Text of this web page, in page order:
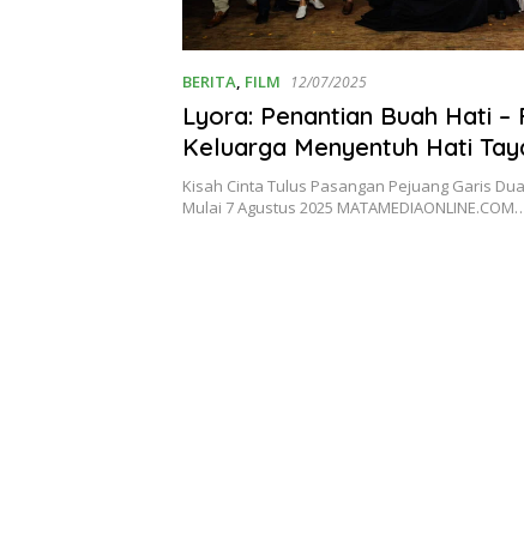
BERITA, FILM 12/07/2025
Lyora: Penantian Buah Hati –
Keluarga Menyentuh Hati
Agustus 2025
Kisah Cinta Tulus Pasangan Pejuang Garis
Mulai 7 Agustus 2025